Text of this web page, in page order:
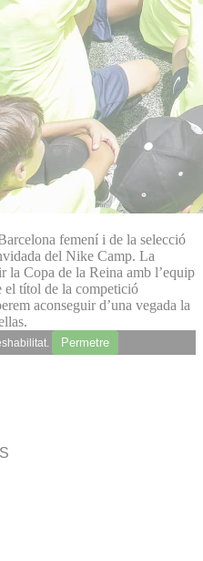
femení i de la selecció
del Nike Camp. La
la Copa de la Reina amb l’equip
el títol de la competició
aconseguir d’una vegada la
Permetre